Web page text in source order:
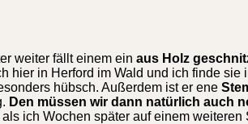
weiter fällt einem ein aus Holz
hier in Herford im Wald und ich finde
hübsch. Außerdem ist er ene
Den müssen wir dann natürlich auch
ich Wochen später auf einem